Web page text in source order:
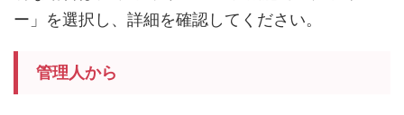
ー」を選択し、詳細を確認してください。
管理人から